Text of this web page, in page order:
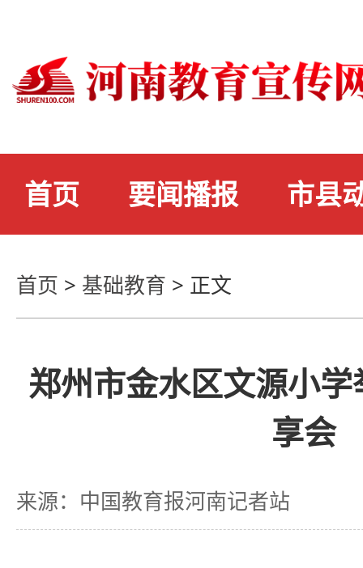
首页 要闻播报 市县
首页 > 基础教育 > 正文
郑州市金水区文源小
享会
来源：中国教育报河南记者站